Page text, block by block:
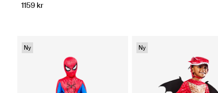
1159 kr
Ny Ny